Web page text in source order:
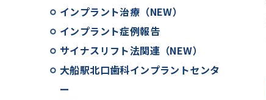
インプラント治療（NEW）
インプラント症例報告
サイナスリフト法関連（NEW）
大船駅北口歯科インプラントセンタ
ー